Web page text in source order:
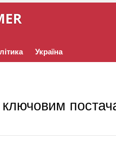
Україна